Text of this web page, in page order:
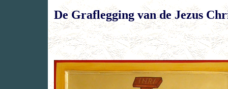
De Graflegging van de Jezus